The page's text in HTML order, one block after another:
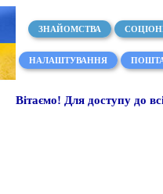
ЗНАЙОМСТВА
НАЛАШТУВАННЯ
Вітаємо! Для доступу до